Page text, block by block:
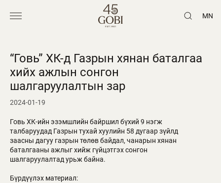
MN
“Говь” ХК-д Газрын хянан баталгаа
хийх ажлын сонгон
шалгаруулалтын зар
2024-01-19
Говь ХК-ийн эзэмшлийн байршил бүхий 9 нэгж
талбаруудад Газрын тухай хуулийн 58 дугаар зүйлд
заасны дагуу газрын төлөв байдал, чанарын хянан
баталгааны ажлыг хийж гүйцэтгэх сонгон
шалгаруулалтад урьж байна.
Бүрдүүлэх материал: